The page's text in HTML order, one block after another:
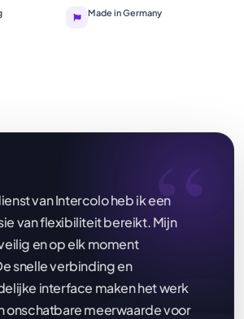
Made in Germany
“
van Intercolo heb ik een
van flexibiliteit bereikt. Mijn
en op elk moment
snelle verbinding en
interface maken het werk
onschatbare meerwaarde voor